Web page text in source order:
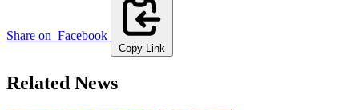
Share on Facebook
Copy Link
Related News